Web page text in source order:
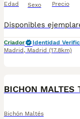
Edad Sexo Precio
Criador
Identidad
Madrid , Madrid (17.8km)
BICHON MALTES
Bichón Maltés